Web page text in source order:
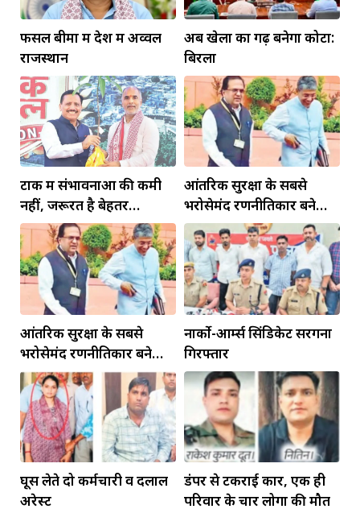
फसल बीमा में देश में अव्वल
राजस्थान
अब खेलों का गढ़ बनेगा कोटा:
बिरला
टोंक में संभावनाओं की कमी
नहीं, जरूरत है बेहतर
इंफ्रास्ट्रक्चर की
आंतरिक सुरक्षा के सबसे
भरोसेमंद रणनीतिकार बने
रहेंगे गोविंद मोहन
आंतरिक सुरक्षा के सबसे
भरोसेमंद रणनीतिकार बने
रहेंगे गोविंद मोहन
नार्को-आर्म्स सिंडिकेट सरगना
गिरफ्तार
घूस लेते दो कर्मचारी व दलाल
अरेस्ट
डंपर से टकराई कार, एक ही
परिवार के चार लोगों की मौत